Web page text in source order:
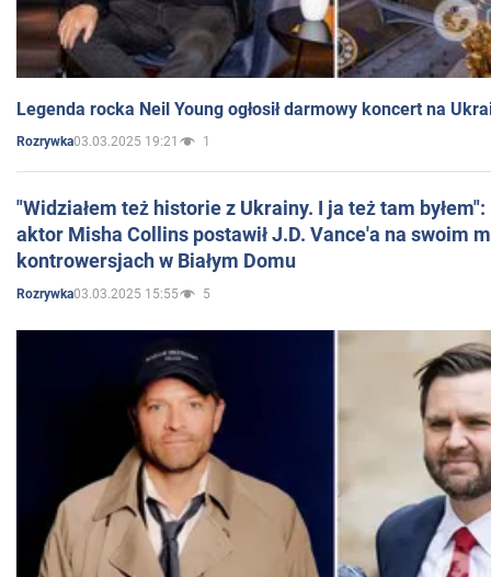
Legenda rocka Neil Young ogłosił darmowy koncert na
Rozrywka03.03.2025 19:21 1
"Widziałem też historie z Ukrainy. I ja też tam
aktor Misha Collins postawił J.D. Vance'a na swoim
kontrowersjach w Białym Domu
Rozrywka03.03.2025 15:55 5